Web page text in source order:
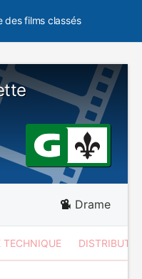
des films classés
Drame
TECHNIQUE